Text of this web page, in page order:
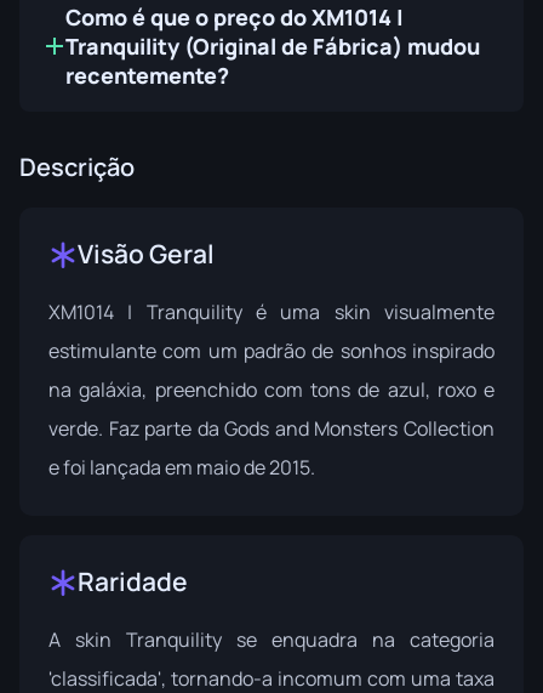
Como é que o preço do XM1014 |
Tranquility (Original de Fábrica) mudou
recentemente?
Descrição
Visão Geral
XM1014 | Tranquility é uma skin visualmente
estimulante com um padrão de sonhos inspirado
na galáxia, preenchido com tons de azul, roxo e
verde. Faz parte daGods and Monsters Collection
e foi lançada em maio de 2015.
Raridade
A skin Tranquility se enquadra na categoria
'classificada', tornando-a incomum com uma taxa